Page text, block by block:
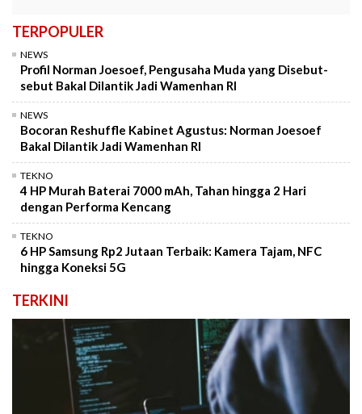
TERPOPULER
NEWS
Profil Norman Joesoef, Pengusaha Muda yang Disebut-
sebut Bakal Dilantik Jadi Wamenhan RI
NEWS
Bocoran Reshuffle Kabinet Agustus: Norman Joesoef
Bakal Dilantik Jadi Wamenhan RI
TEKNO
4 HP Murah Baterai 7000 mAh, Tahan hingga 2 Hari
dengan Performa Kencang
TEKNO
6 HP Samsung Rp2 Jutaan Terbaik: Kamera Tajam, NFC
hingga Koneksi 5G
TERKINI